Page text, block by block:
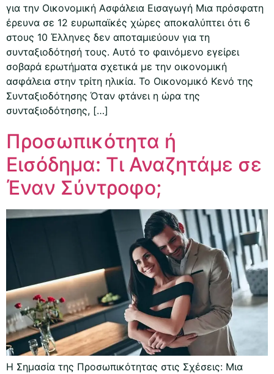
για την Οικονομική Ασφάλεια Εισαγωγή Μια πρόσφατη
έρευνα σε 12 ευρωπαϊκές χώρες αποκαλύπτει ότι 6
στους 10 Έλληνες δεν αποταμιεύουν για τη
συνταξιοδότησή τους. Αυτό το φαινόμενο εγείρει
σοβαρά ερωτήματα σχετικά με την οικονομική
ασφάλεια στην τρίτη ηλικία. Το Οικονομικό Κενό της
Συνταξιοδότησης Όταν φτάνει η ώρα της
συνταξιοδότησης, […]
Προσωπικότητα ή
Εισόδημα: Τι Αναζητάμε σε
Έναν Σύντροφο;
Η Σημασία της Προσωπικότητας στις Σχέσεις: Μια